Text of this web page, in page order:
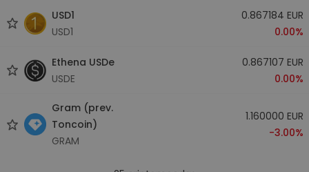
USD1
USD1
0.867184 EUR
0.00%
Ethena USDe
USDE
0.867107 EUR
0.00%
Gram (prev.
Toncoin)
GRAM
1.160000 EUR
-3.00%